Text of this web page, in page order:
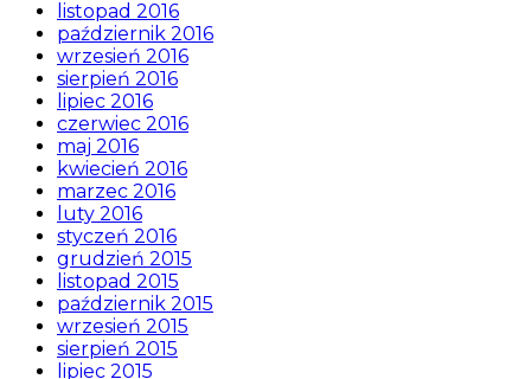
listopad 2016
październik 2016
wrzesień 2016
sierpień 2016
lipiec 2016
czerwiec 2016
maj 2016
kwiecień 2016
marzec 2016
luty 2016
styczeń 2016
grudzień 2015
listopad 2015
październik 2015
wrzesień 2015
sierpień 2015
lipiec 2015